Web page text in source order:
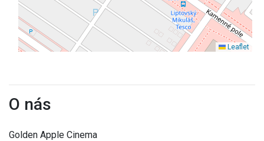
Leaflet
O nás
Golden Apple Cinema